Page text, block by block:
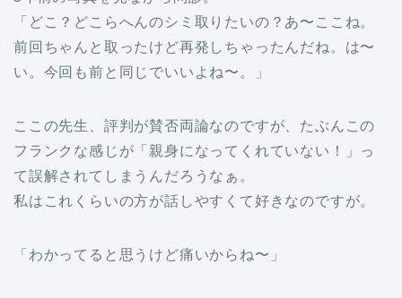
「どこ？どこらへんのシミ取りたいの？あ〜ここね。
前回ちゃんと取ったけど再発しちゃったんだね。は〜
い。今回も前と同じでいいよね〜。」
ここの先生、評判が賛否両論なのですが、たぶんこの
フランクな感じが「親身になってくれていない！」っ
て誤解されてしまうんだろうなぁ。
私はこれくらいの方が話しやすくて好きなのですが。
「わかってると思うけど痛いからね〜」